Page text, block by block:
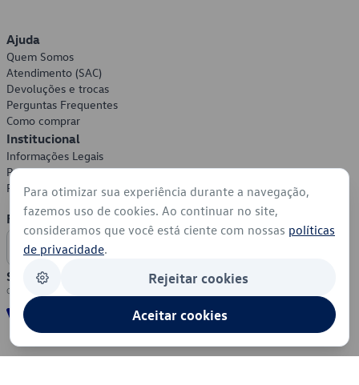
Ajuda
Quem Somos
Atendimento (SAC)
Devoluções e trocas
Perguntas Frequentes
Como comprar
Institucional
Informações Legais
Política de Privacidade
Política de Cookies
Formas de Pagamento
Segurança
Para otimizar sua experiência durante a navegação,
fazemos uso de cookies. Ao continuar no site,
consideramos que você está ciente com nossas políticas
de privacidade.
Rejeitar cookies
Aceitar cookies